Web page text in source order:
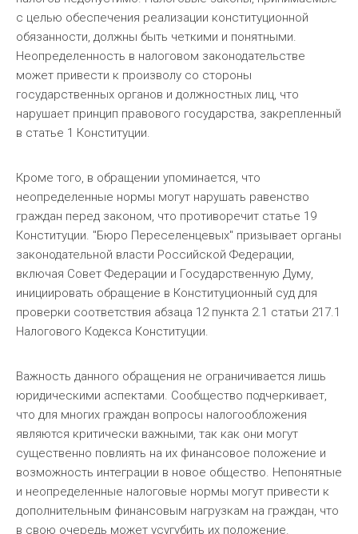
с целью обеспечения реализации конституционной
обязанности, должны быть четкими и понятными.
Неопределенность в налоговом законодательстве
может привести к произволу со стороны
государственных органов и должностных лиц, что
нарушает принцип правового государства, закрепленный
в статье 1 Конституции.
Кроме того, в обращении упоминается, что
неопределенные нормы могут нарушать равенство
граждан перед законом, что противоречит статье 19
Конституции. "Бюро Переселенцевых" призывает органы
законодательной власти Российской Федерации,
включая Совет Федерации и Государственную Думу,
инициировать обращение в Конституционный суд для
проверки соответствия абзаца 12 пункта 2.1 статьи 217.1
Налогового Кодекса Конституции.
Важность данного обращения не ограничивается лишь
юридическими аспектами. Сообщество подчеркивает,
что для многих граждан вопросы налогообложения
являются критически важными, так как они могут
существенно повлиять на их финансовое положение и
возможность интеграции в новое общество. Непонятные
и неопределенные налоговые нормы могут привести к
дополнительным финансовым нагрузкам на граждан, что
в свою очередь может усугубить их положение.